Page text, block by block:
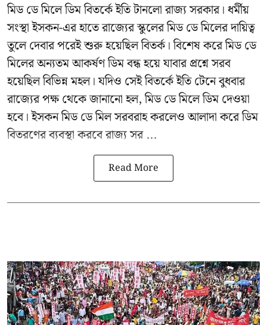
মিড ডে মিলে ডিম বিতর্কে ইতি টানলো রাজ্য সরকার। ধর্মীয়
সংস্থা ইসকন-এর হাতে রাজ্যের স্কুলের মিড ডে মিলের দায়িত্ব
তুলে দেবার পরেই শুরু হয়েছিল বিতর্ক। বিশেষ করে মিড ডে
মিলের অন্যতম আকর্ষণ ডিম বন্ধ হয়ে যাবার প্রশ্নে সরব
হয়েছিল বিভিন্ন মহল। যদিও সেই বিতর্কে ইতি টেনে বুধবার
রাজ্যের পক্ষ থেকে জানানো হল, মিড ডে মিলে ডিম দেওয়া
হবে। ইসকন মিড ডে মিল সরবরাহ করলেও আলাদা করে ডিম
বিতরণের ব্যবস্থা করবে রাজ্য সর ...
Read More